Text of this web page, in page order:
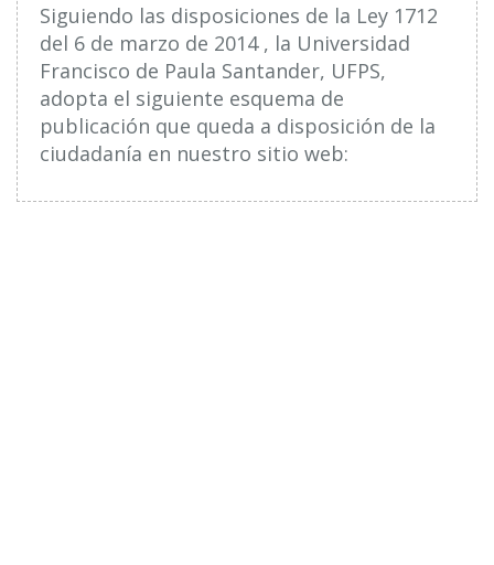
Siguiendo las disposiciones de la Ley 1712
del 6 de marzo de 2014 , la Universidad
Francisco de Paula Santander, UFPS,
adopta el siguiente esquema de
publicación que queda a disposición de la
ciudadanía en nuestro sitio web: